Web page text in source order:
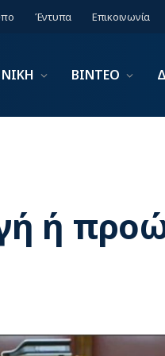
Έντυπα Επικοινωνία
ΝΙΚΗ ΒΙΝΤΕΟ
ή